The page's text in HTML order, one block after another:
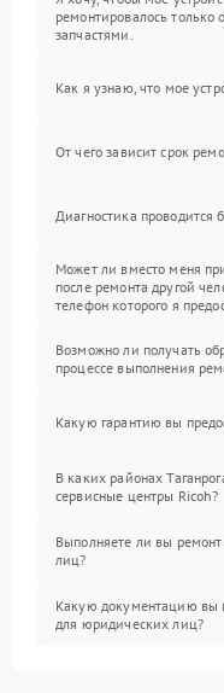
ремонтировалось только
запчастями.
Как я узнаю, что мое
От чего зависит срок
Диагностика проводится
Может ли вместо меня
после ремонта другой
телефон которого я
Возможно ли получать
процессе выполнения
Какую гарантию вы
В каких районах
сервисные центры Ricoh?
Выполняете ли вы
лиц?
Какую документацию вы
для юридических лиц?